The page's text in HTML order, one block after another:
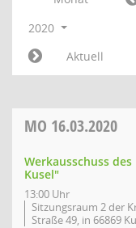
2020
Aktuell
MO 16.03.2020
Werkausschuss
Kusel"
13:00 Uhr
Sitzungsraum 2 der
Straße 49, in 66869